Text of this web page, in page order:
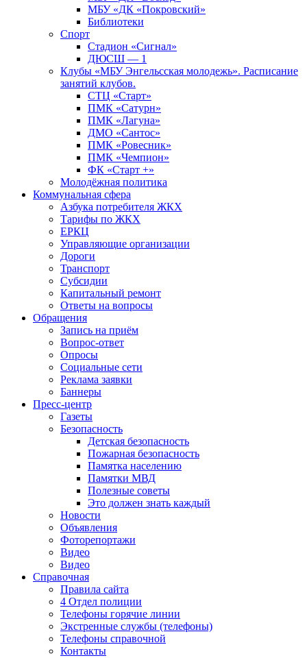
МБУ «ДК «Покровский»
Библиотеки
Спорт
Стадион «Сигнал»
ДЮСШ — 1
Клубы «МБУ Энгельсская молодежь». Расписание
занятий клубов.
СТЦ «Старт»
ПМК «Сатурн»
ПМК «Лагуна»
ДМО «Сантос»
ПМК «Ровесник»
ПМК «Чемпион»
ФК «Старт +»
Молодёжная политика
Коммунальная сфера
Азбука потребителя ЖКХ
Тарифы по ЖКХ
ЕРКЦ
Управляющие организации
Дороги
Транспорт
Субсидии
Капитальный ремонт
Ответы на вопросы
Обращения
Запись на приём
Вопрос-ответ
Опросы
Социальные сети
Реклама заявки
Баннеры
Пресс-центр
Газеты
Безопасность
Детская безопасность
Пожарная безопасность
Памятка населению
Памятки МВД
Полезные советы
Это должен знать каждый
Новости
Объявления
Фоторепортажи
Видео
Видео
Справочная
Правила сайта
4 Отдел полиции
Телефоны горячие линии
Экстренные службы (телефоны)
Телефоны справочной
Контакты